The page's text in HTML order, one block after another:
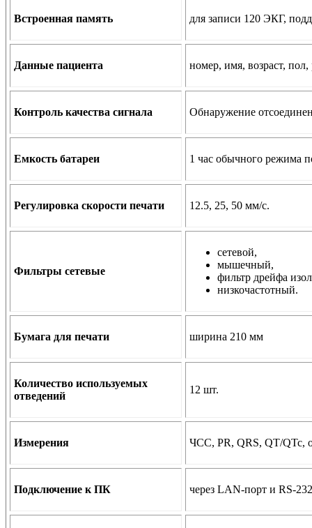
Встроенная память для записи 120 ЭКГ,
Данные пациента номер, имя, возраст,
Контроль качества сигнала Обнаружение
Емкость батареи 1 час обычного режима
Регулировка скорости печати 12.5, 25, 50 мм/с.
Фильтры сетевые
сетевой,
мышечный,
фильтр дрейфа
низкочастотный.
Бумага для печати ширина 210 мм
Количество используемых
отведений
12 шт.
Измерения ЧСС, PR, QRS, QT/QTc,
Подключение к ПК через LAN-порт и RS-